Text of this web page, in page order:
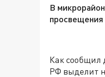
В
Как сообщил
РФ выделит